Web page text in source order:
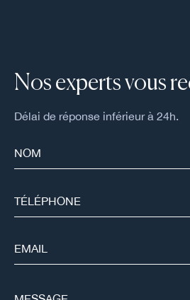
Nos experts vous
Délai de réponse inférieur à 24h.